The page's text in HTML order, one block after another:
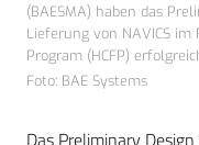
(BAESMA) haben das
Lieferung von NAVICS im
Program (HCFP)
Foto: BAE Systems
Das Preliminary